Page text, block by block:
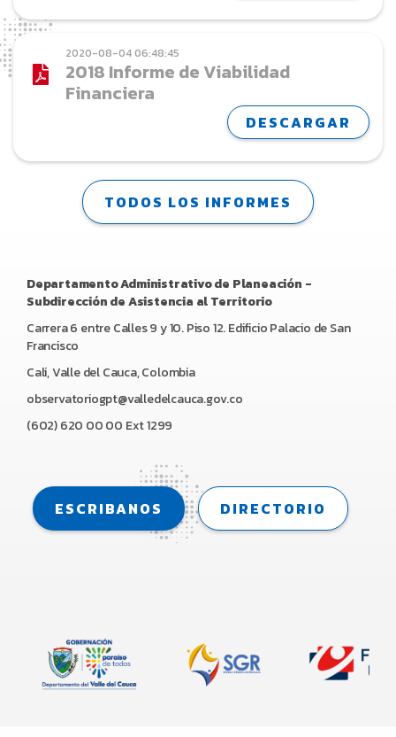
2020-08-04 06:48:45
2018 Informe de Viabilidad
Financiera
DESCARGAR
TODOS LOS INFORMES
Departamento Administrativo de Planeación -
Subdirección de Asistencia al Territorio
Carrera 6 entre Calles 9 y 10. Piso 12. Edificio Palacio de San
Francisco
Cali, Valle del Cauca, Colombia
observatoriogpt@valledelcauca.gov.co
(602) 620 00 00 Ext 1299
ESCRIBANOS DIRECTORIO